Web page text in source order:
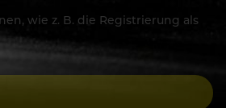
wie z. B. die Registrierung als